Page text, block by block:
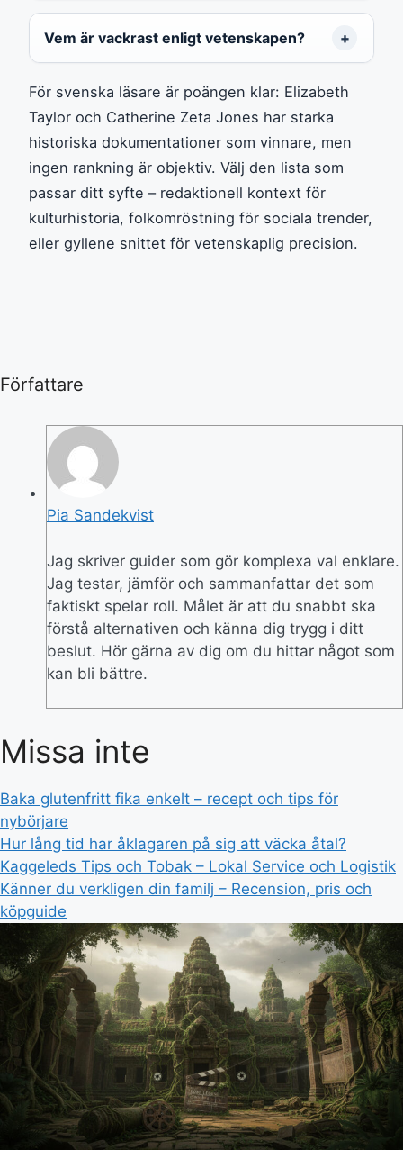
Vem är vackrast enligt vetenskapen?
För svenska läsare är poängen klar: Elizabeth
Taylor och Catherine Zeta Jones har starka
historiska dokumentationer som vinnare, men
ingen rankning är objektiv. Välj den lista som
passar ditt syfte – redaktionell kontext för
kulturhistoria, folkomröstning för sociala trender,
eller gyllene snittet för vetenskaplig precision.
Författare
Pia Sandekvist
Jag skriver guider som gör komplexa val enklare.
Jag testar, jämför och sammanfattar det som
faktiskt spelar roll. Målet är att du snabbt ska
förstå alternativen och känna dig trygg i ditt
beslut. Hör gärna av dig om du hittar något som
kan bli bättre.
Missa inte
Baka glutenfritt fika enkelt – recept och tips för
nybörjare
Hur lång tid har åklagaren på sig att väcka åtal?
Kaggeleds Tips och Tobak – Lokal Service och Logistik
Känner du verkligen din familj – Recension, pris och
köpguide